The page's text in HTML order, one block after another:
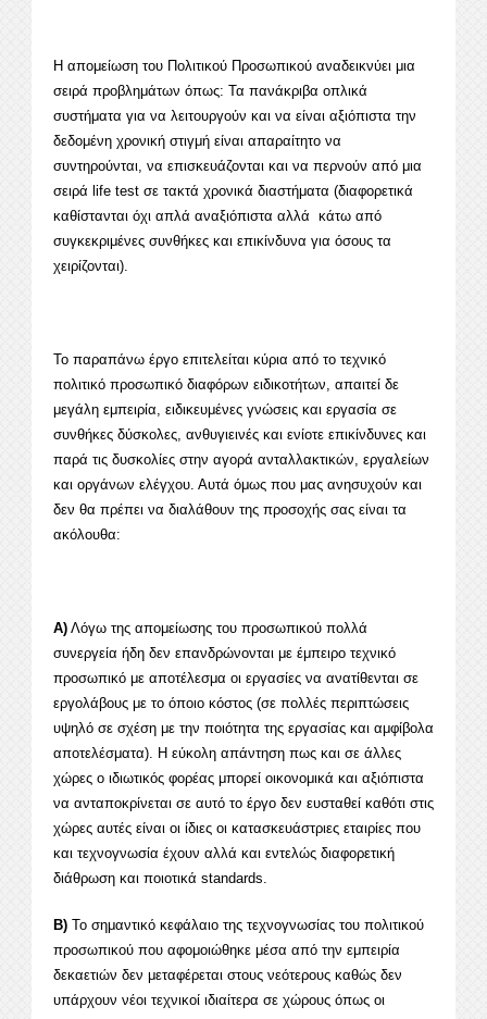
Η απομείωση του Πολιτικού Προσωπικού αναδεικνύει μια
σειρά προβλημάτων όπως: Τα πανάκριβα οπλικά
συστήματα για να λειτουργούν και να είναι αξιόπιστα την
δεδομένη χρονική στιγμή είναι απαραίτητο να
συντηρούνται, να επισκευάζονται και να περνούν από μια
σειρά life test σε τακτά χρονικά διαστήματα (διαφορετικά
καθίστανται όχι απλά αναξιόπιστα αλλά κάτω από
συγκεκριμένες συνθήκες και επικίνδυνα για όσους τα
χειρίζονται).
Το παραπάνω έργο επιτελείται κύρια από το τεχνικό
πολιτικό προσωπικό διαφόρων ειδικοτήτων, απαιτεί δε
μεγάλη εμπειρία, ειδικευμένες γνώσεις και εργασία σε
συνθήκες δύσκολες, ανθυγιεινές και ενίοτε επικίνδυνες και
παρά τις δυσκολίες στην αγορά ανταλλακτικών, εργαλείων
και οργάνων ελέγχου. Αυτά όμως που μας ανησυχούν και
δεν θα πρέπει να διαλάθουν της προσοχής σας είναι τα
ακόλουθα:
Α) Λόγω της απομείωσης του προσωπικού πολλά
συνεργεία ήδη δεν επανδρώνονται με έμπειρο τεχνικό
προσωπικό με αποτέλεσμα οι εργασίες να ανατίθενται σε
εργολάβους με το όποιο κόστος (σε πολλές περιπτώσεις
υψηλό σε σχέση με την ποιότητα της εργασίας και αμφίβολα
αποτελέσματα). Η εύκολη απάντηση πως και σε άλλες
χώρες ο ιδιωτικός φορέας μπορεί οικονομικά και αξιόπιστα
να ανταποκρίνεται σε αυτό το έργο δεν ευσταθεί καθότι στις
χώρες αυτές είναι οι ίδιες οι κατασκευάστριες εταιρίες που
και τεχνογνωσία έχουν αλλά και εντελώς διαφορετική
διάθρωση και ποιοτικά standards.
Β) Το σημαντικό κεφάλαιο της τεχνογνωσίας του πολιτικού
προσωπικού που αφομοιώθηκε μέσα από την εμπειρία
δεκαετιών δεν μεταφέρεται στους νεότερους καθώς δεν
υπάρχουν νέοι τεχνικοί ιδιαίτερα σε χώρους όπως οι